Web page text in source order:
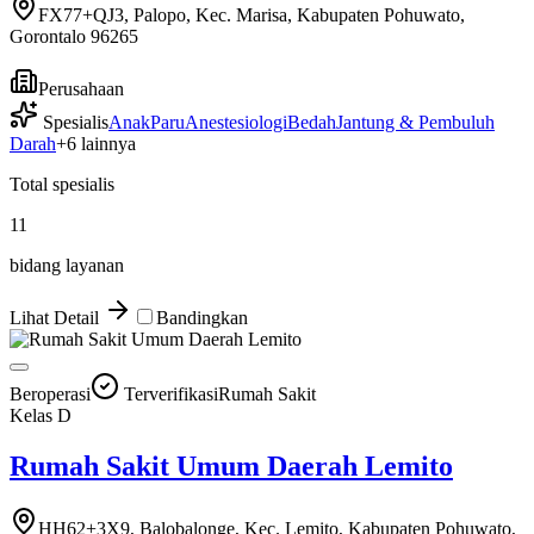
FX77+QJ3, Palopo, Kec. Marisa, Kabupaten Pohuwato,
Gorontalo 96265
Perusahaan
SpesialisAnakParuAnestesiologiBedahJantung & Pembuluh
Darah+6 lainnya
Total spesialis
11
bidang layanan
Lihat Detail Bandingkan
Beroperasi TerverifikasiRumah Sakit
Kelas D
Rumah Sakit Umum Daerah Lemito
HH62+3X9, Balobalonge, Kec. Lemito, Kabupaten Pohuwato,